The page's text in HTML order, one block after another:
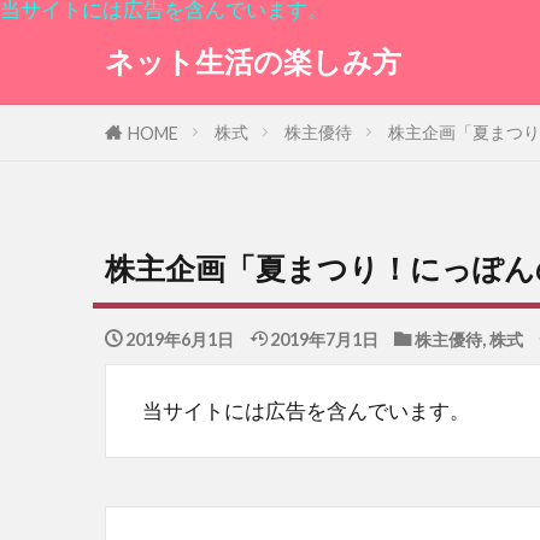
当サイトには広告を含んでいます。
ネット生活の楽しみ方
HOME 株式 株主優待 株主企画「夏まつ
株主企画「夏まつり！にっぽ
2019年6月1日 2019年7月1日 株主優待,株式
当サイトには広告を含んでいます。